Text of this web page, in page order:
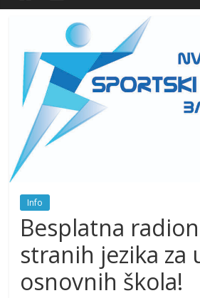
Info
Besplatna
stranih jezika za
osnovnih škola!